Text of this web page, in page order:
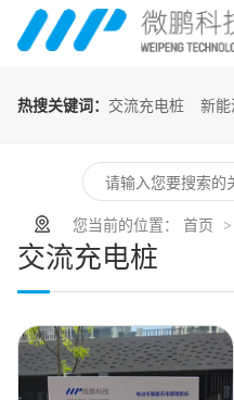
热搜关键词： 交流充电桩 新
您当前的位置： 首页 >
交流充电桩